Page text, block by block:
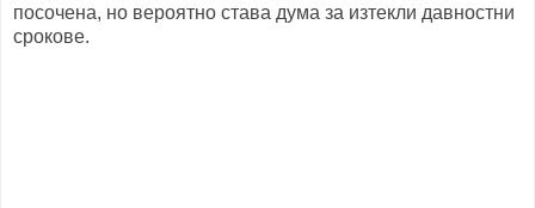
посочена, но вероятно става дума за изтекли давностни
срокове.